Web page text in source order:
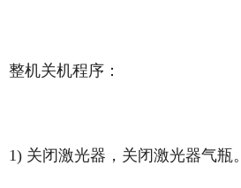
整机关机程序：
1) 关闭激光器，关闭激光器气瓶。